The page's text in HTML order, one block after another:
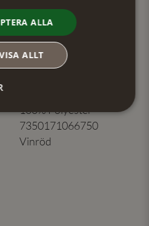
100% Polyester
7350171066750
Vinröd
ALLA
ALLT